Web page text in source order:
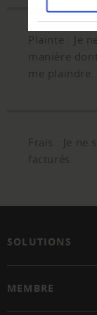
Plainte : Je
manière
me plaindre.
Frais : Je ne
facturés.
SOLUTIONS
MEMBRE